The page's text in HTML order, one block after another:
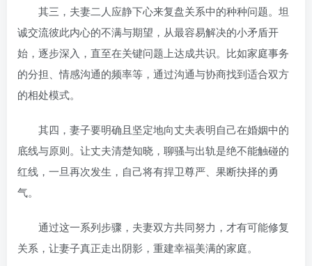
其三，夫妻二人应静下心来复盘关系中的种种问题。坦
诚交流彼此内心的不满与期望，从最容易解决的小矛盾开
始，逐步深入，直至在关键问题上达成共识。比如家庭事务
的分担、情感沟通的频率等，通过沟通与协商找到适合双方
的相处模式。
其四，妻子要明确且坚定地向丈夫表明自己在婚姻中的
底线与原则。让丈夫清楚知晓，聊骚与出轨是绝不能触碰的
红线，一旦再次发生，自己将有捍卫尊严、果断抉择的勇
气。
通过这一系列步骤，夫妻双方共同努力，才有可能修复
关系，让妻子真正走出阴影，重建幸福美满的家庭。